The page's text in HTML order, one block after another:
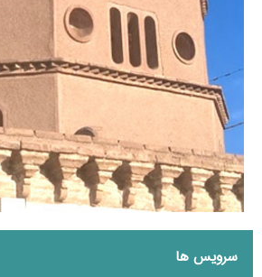
سرویس ها